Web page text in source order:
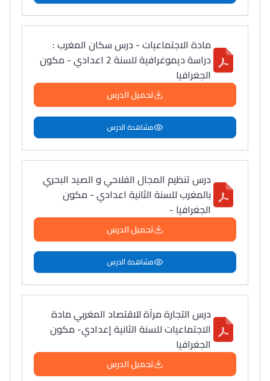
مادة الاجتماعيات - درس سكان المغرب :
دراسة ديموغرافية للسنة 2 اعدادي - مكون
الجغرافيا
تحميل الدرس
مشاهدة الدرس
درس تنظيم المجال الفلاحي و الصيد البحري
بالمغرب للسنة الثانية اعدادي - مكون
الجغرافيا -
تحميل الدرس
مشاهدة الدرس
درس التجارة مرآة للاقتصاد المغربي مادة
الاجتماعيات للسنة الثانية إعدادي- مكون
الجغرافيا
تحميل الدرس